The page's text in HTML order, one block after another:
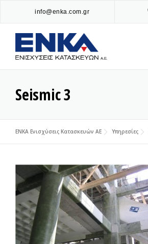
content
info@enka.com.gr
Seismic 3
ENKA Ενισχύσεις Κατασκευών ΑΕ Υπηρεσίες